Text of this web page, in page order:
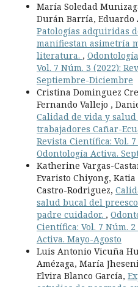
María Soledad
Durán Barría, Eduardo
Patologías adquiridas
manifiestan asimetría
literatura. ,
Vol. 7 Núm. 3 (2022):
Septiembre-Diciembre
Cristina Dominguez
Fernando Vallejo ,
Calidad de vida y
trabajadores Cañar-
Revista Científica: Vol.
Odontología Activa.
Katherine Vargas-
Evaristo Chiyong,
Castro-Rodriguez,
salud bucal del
padre cuidador. ,
Científica: Vol. 7 Núm.
Activa. Mayo-Agosto
Luis Antonio Vicuña
Amézaga, María
Elvira Blanco García,